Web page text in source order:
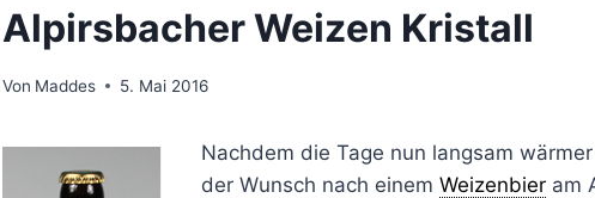
Alpirsbacher Weizen Kristall
Von Maddes 5. Mai 2016
Nachdem die Tage nun langsam
der Wunsch nach einem Weizenbier am